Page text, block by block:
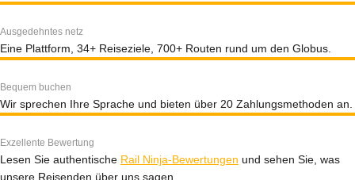
Ausgedehntes netz
Eine Plattform, 34+ Reiseziele, 700+ Routen rund um den Globus.
Bequem buchen
Wir sprechen Ihre Sprache und bieten über 20 Zahlungsmethoden an.
Exzellente Bewertung
Lesen Sie authentische Rail Ninja-Bewertungen und sehen Sie, was
unsere Reisenden über uns sagen.